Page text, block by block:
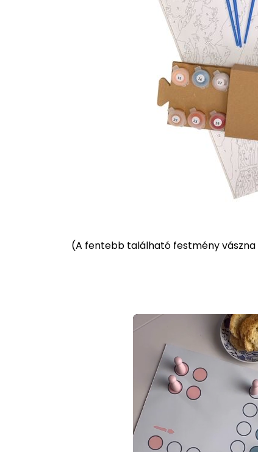
(A fentebb található festmény